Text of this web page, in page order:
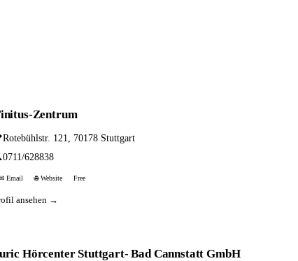
Zentrum
Rotebühlstr. 121, 70178 Stuttgart
0711/628838
Email 🌐 Website Free
ansehen →
Hörcenter Stuttgart- Bad Cannstatt GmbH